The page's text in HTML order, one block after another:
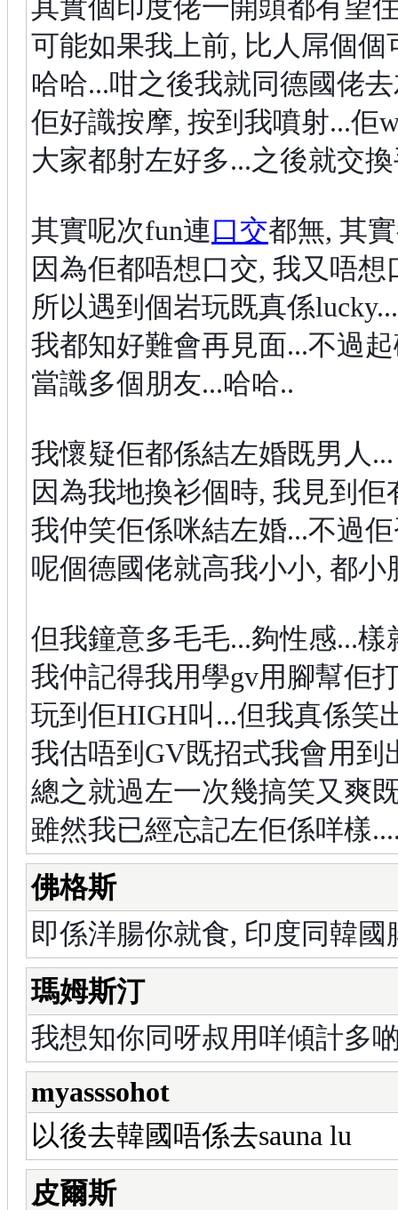
其實個印度佬一開頭都有望
可能如果我上前, 比人屌個個
哈哈...咁之後我就同德國佬
佢好識按摩, 按到我噴射...佢
大家都射左好多...之後就交
其實呢次fun連口交都無, 其
因為佢都唔想口交, 我又唔想
所以遇到個岩玩既真係
我都知好難會再見面...不過起
當識多個朋友...哈哈..
我懷疑佢都係結左婚既男人...
因為我地換衫個時, 我見到佢
我仲笑佢係咪結左婚...不過
呢個德國佬就高我小小, 都
但我鐘意多毛毛...夠性感...
我仲記得我用學gv用腳幫佢
玩到佢HIGH叫...但我真係笑
我估唔到GV既招式我會用到
總之就過左一次幾搞笑又爽
雖然我已經忘記左佢係咩樣
佛格斯
即係洋腸你就食, 印度同韓國
瑪姆斯汀
我想知你同呀叔用咩傾計多
myasssohot
以後去韓國唔係去sauna lu
皮爾斯